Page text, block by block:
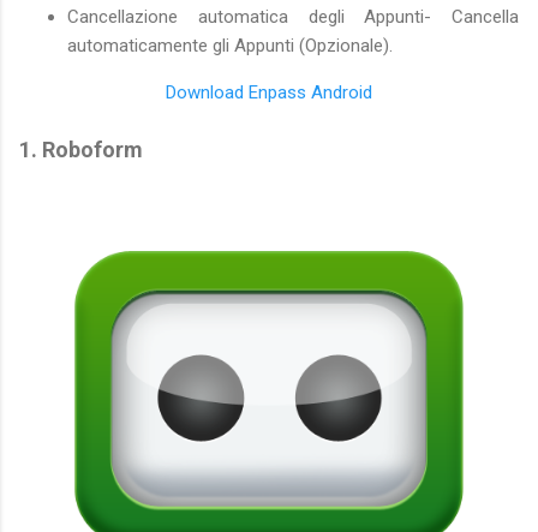
Cancellazione automatica degli Appunti- Cancella
automaticamente gli Appunti (Opzionale).
Download Enpass Android
1. Roboform